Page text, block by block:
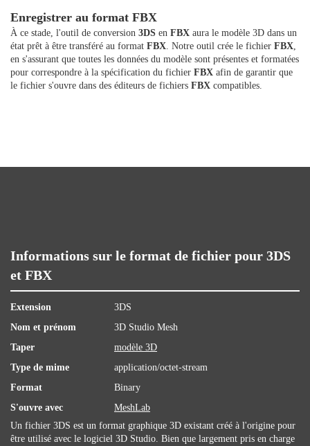
Enregistrer au format FBX
À ce stade, l'outil de conversion 3DS en FBX aura le modèle 3D dans un
état prêt à être transféré au format FBX. Notre outil crée le fichier FBX,
en s'assurant que toutes les données du modèle sont présentes et formatées
pour correspondre à la spécification du fichier FBX afin de garantir que
le fichier s'ouvre dans des éditeurs de fichiers FBX compatibles.
Informations sur le format de fichier pour 3DS
et FBX
Extension
3DS
Nom et prénom
3D Studio Mesh
Taper
modèle 3D
Type de mime
application/octet-stream
Format
Binary
S'ouvre avec
MeshLab
Un fichier 3DS est un format graphique 3D existant créé à l'origine pour
être utilisé avec le logiciel 3D Studio. Bien que largement pris en charge